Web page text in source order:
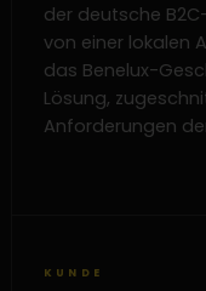
der deutsche
von einer lokalen
das Benelux-
Lösung,
Anforderungen
KUNDE